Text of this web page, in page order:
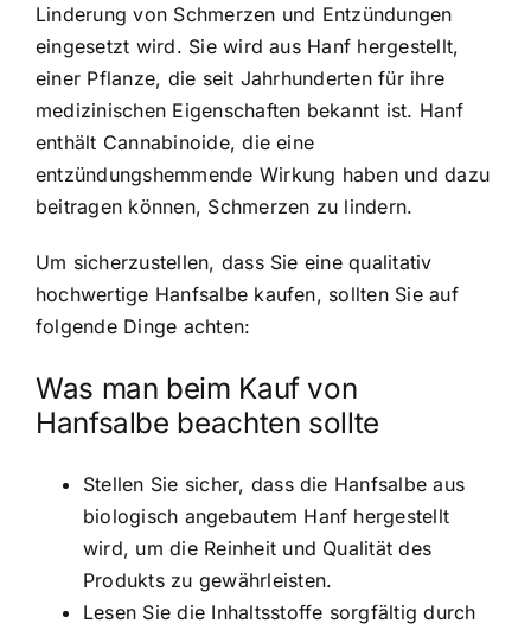
Linderung von Schmerzen und Entzündungen
eingesetzt wird. Sie wird aus Hanf hergestellt,
einer Pflanze, die seit Jahrhunderten für ihre
medizinischen Eigenschaften bekannt ist. Hanf
enthält Cannabinoide, die eine
entzündungshemmende Wirkung haben und dazu
beitragen können, Schmerzen zu lindern.
Um sicherzustellen, dass Sie eine qualitativ
hochwertige Hanfsalbe kaufen, sollten Sie auf
folgende Dinge achten:
Was man beim Kauf von
Hanfsalbe beachten sollte
Stellen Sie sicher, dass die Hanfsalbe aus
biologisch angebautem Hanf hergestellt
wird, um die Reinheit und Qualität des
Produkts zu gewährleisten.
Lesen Sie die Inhaltsstoffe sorgfältig durch